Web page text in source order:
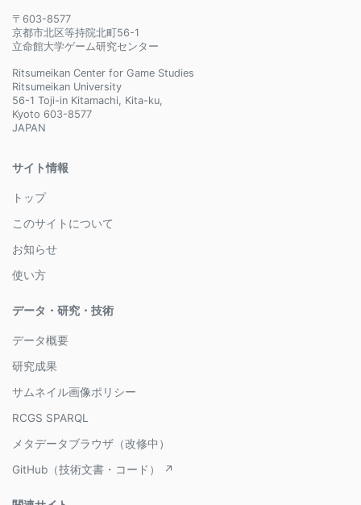
〒603-8577
京都市北区等持院北町56-1
立命館大学ゲーム研究センター
Ritsumeikan Center for Game Studies
Ritsumeikan University
56-1 Toji-in Kitamachi, Kita-ku,
Kyoto 603-8577
JAPAN
サイト情報
トップ
このサイトについて
お知らせ
使い方
データ・研究・技術
データ概要
研究成果
サムネイル画像ポリシー
RCGS SPARQL
メタデータブラウザ（改修中）
GitHub（技術文書・コード） ↗